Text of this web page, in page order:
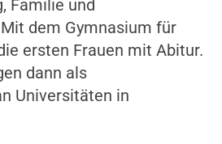
Familie und
dem Gymnasium für
ersten Frauen mit Abitur.
dann als
Universitäten in